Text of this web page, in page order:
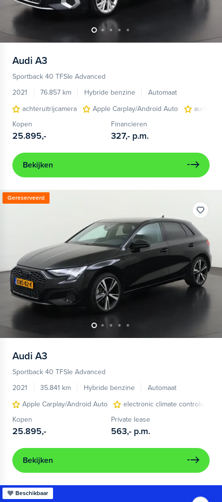
Audi A3
Sportback 40 TFSIe Advanced
2021
76.857 km Hybride benzine
Automaat
achteruitrijcamera
Apple Carplay/Android Auto
audio
Kopen
25.895,-
Financieren
327,- p.m.
Bekijken
Gereserveerd
Audi A3
Sportback 40 TFSIe Advanced
2021
35.841 km Hybride benzine
Automaat
Apple Carplay/Android Auto
electronic climate controle
Kopen
25.895,-
Private lease
563,- p.m.
Bekijken
Beschikbaar